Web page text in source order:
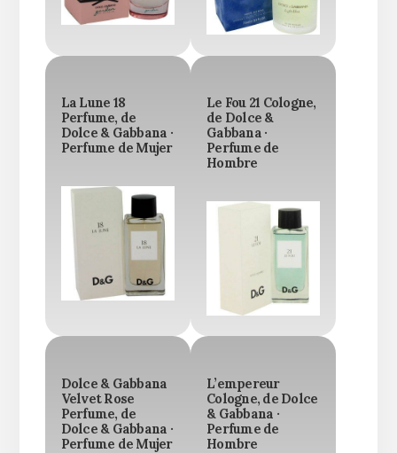
La Lune 18
Perfume, de
Dolce & Gabbana ·
Perfume de Mujer
Le Fou 21 Cologne,
de Dolce &
Gabbana ·
Perfume de
Hombre
Dolce & Gabbana
Velvet Rose
Perfume, de
Dolce & Gabbana ·
Perfume de Mujer
L’empereur
Cologne, de Dolce
& Gabbana ·
Perfume de
Hombre